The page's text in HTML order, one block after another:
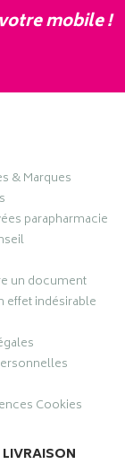
mobile !
& Marques
parapharmacie
un document
effet indésirable
Cookies